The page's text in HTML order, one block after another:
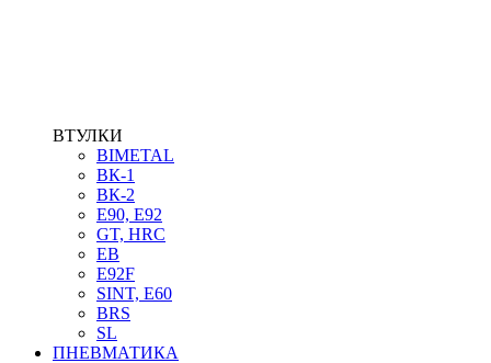
ВТУЛКИ
BIMETAL
ВК-1
ВК-2
Е90, E92
GT, HRC
EB
Е92F
SINT, E60
BRS
SL
ПНЕВМАТИКА